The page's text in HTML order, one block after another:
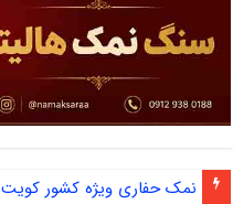
نمک حفاری ویژه کشور کویت